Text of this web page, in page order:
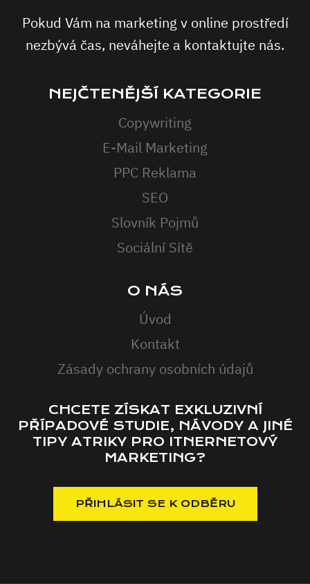
Pokud Vám na marketing v online prostředí
nezbývá čas, neváhejte a kontaktujte nás.
NEJČTENĚJŠÍ KATEGORIE
Copywriting
E-Mail Marketing
PPC Reklama
SEO
Slovník Pojmů
Sociální Sítě
O NÁS
Úvod
Kontakt
Zásady ochrany osobních údajů
CHCETE ZÍSKAT EXKLUZIVNÍ
PŘÍPADOVÉ STUDIE, NÁVODY A JINÉ
TIPY ATRIKY PRO ITNERNETOVÝ
MARKETING?